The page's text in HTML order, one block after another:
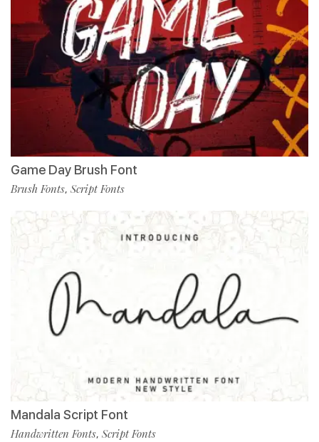
Game Day Brush Font
Brush Fonts, Script Fonts
Mandala Script Font
Handwritten Fonts, Script Fonts